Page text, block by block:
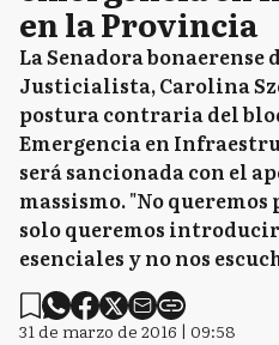
en la Provincia
La Senadora bonaerense
Justicialista, Carolina
postura contraria del
Emergencia en
será sancionada con el
massismo. "No
solo queremos
esenciales y no nos
31 de marzo de 2016 | 09:58